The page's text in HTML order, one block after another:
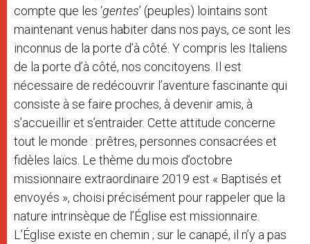
compte que les ‘gentes’ (peuples) lointains sont
maintenant venus habiter dans nos pays, ce sont les
inconnus de la porte d’à côté. Y compris les Italiens
de la porte d’à côté, nos concitoyens. Il est
nécessaire de redécouvrir l’aventure fascinante qui
consiste à se faire proches, à devenir amis, à
s’accueillir et s’entraider. Cette attitude concerne
tout le monde : prêtres, personnes consacrées et
fidèles laïcs. Le thème du mois d’octobre
missionnaire extraordinaire 2019 est « Baptisés et
envoyés », choisi précisément pour rappeler que la
nature intrinsèque de l’Église est missionnaire.
L’Église existe en chemin ; sur le canapé, il n’y a pas